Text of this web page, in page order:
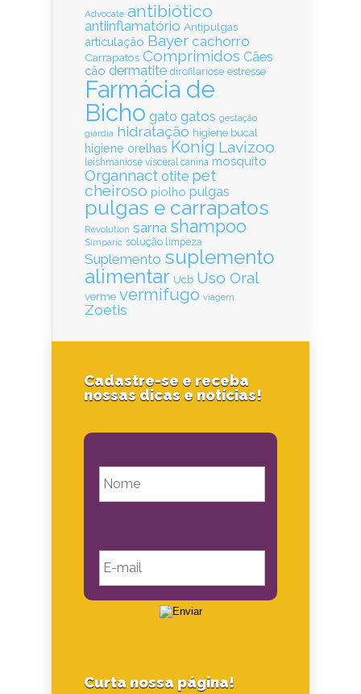
Advocate antibiótico
antiinflamatório Antipulgas
articulação Bayer cachorro
Carrapatos Comprimidos Cães
cão dermatite dirofilariose estresse
Farmácia de
Bicho gato gatos gestação
giárdia hidratação higiene bucal
higiene orelhas Konig Lavizoo
leishmaniose visceral canina mosquito
Organnact otite pet
cheiroso piolho pulgas
pulgas e carrapatos
Revolution sarna shampoo
Simparic solução limpeza
Suplemento suplemento
alimentar Ucb Uso Oral
verme vermifugo viagem
Zoetis
Cadastre-se e receba
nossas dicas e notícias!
Curta nossa página!